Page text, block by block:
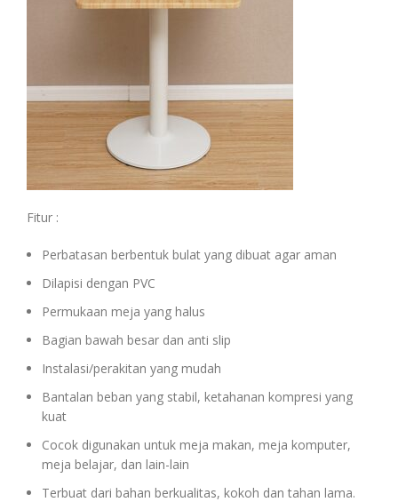
Fitur :
Perbatasan berbentuk bulat yang dibuat agar aman
Dilapisi dengan PVC
Permukaan meja yang halus
Bagian bawah besar dan anti slip
Instalasi/perakitan yang mudah
Bantalan beban yang stabil, ketahanan kompresi yang
kuat
Cocok digunakan untuk meja makan, meja komputer,
meja belajar, dan lain-lain
Terbuat dari bahan berkualitas, kokoh dan tahan lama.